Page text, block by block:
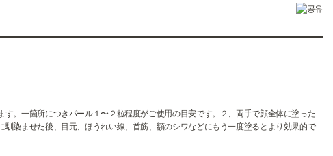
す。一箇所につきパール１〜２粒程度がご使用の目安です。２、両手で顔全体に塗った
染ませた後、目元、ほうれい線、首筋、額のシワなどにもう一度塗るとより効果的で